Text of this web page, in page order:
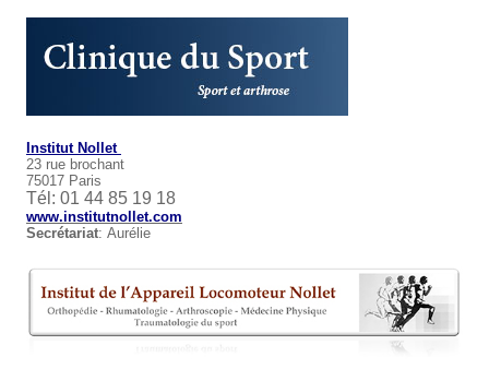
Institut Nollet
23 rue brochant
75017 Paris
Tél: 01 44 85 19 18
www.institutnollet.com
Secrétariat: Aurélie